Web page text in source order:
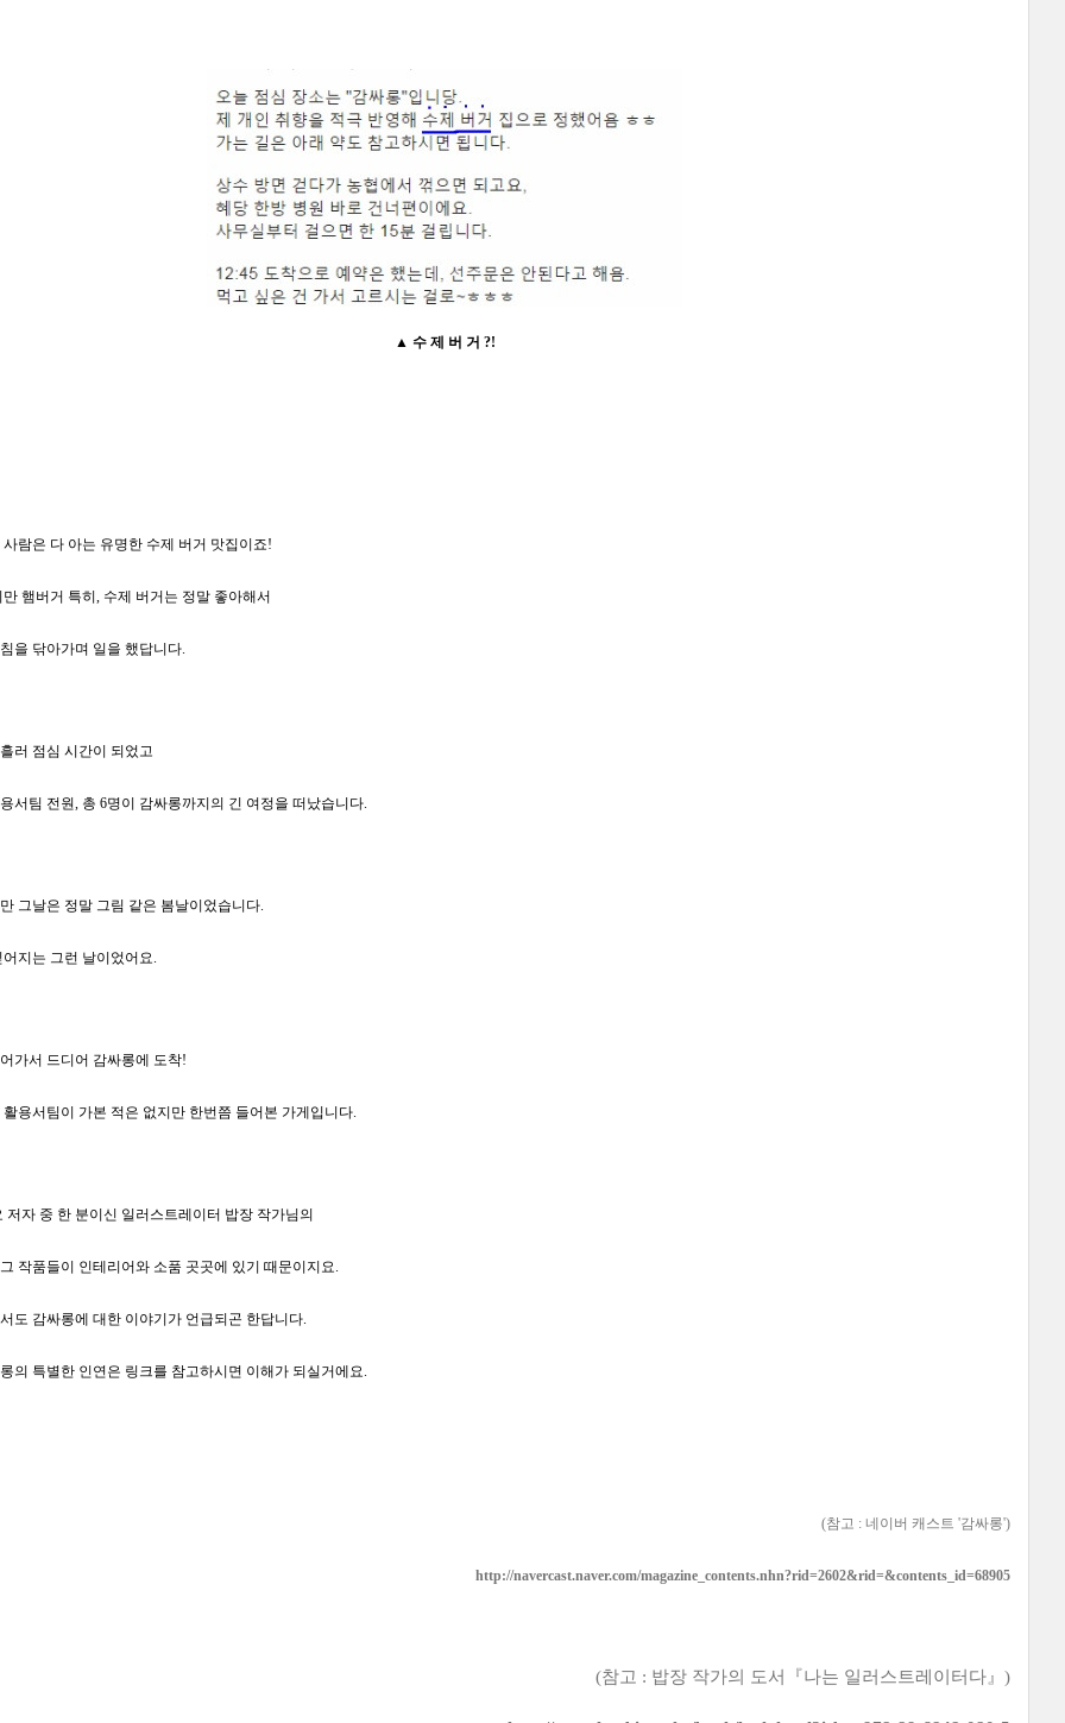
▲ 수 제 버 거 ?!
람은 다 아는 유명한 수제 버거 맛집이죠!
햄버거 특히, 수제 버거는 정말 좋아해서
을 닦아가며 일을 했답니다.
러 점심 시간이 되었고
서팀 전원, 총 6명이 감싸롱까지의 긴 여정을 떠났습니다.
그날은 정말 그림 같은 봄날이었습니다.
지는 그런 날이었어요.
가서 드디어 감싸롱에 도착!
용서팀이 가본 적은 없지만 한번쯤 들어본 가게입니다.
저자 중 한 분이신 일러스트레이터 밥장 작가님의
작품들이 인테리어와 소품 곳곳에 있기 때문이지요.
도 감싸롱에 대한 이야기가 언급되곤 한답니다.
의 특별한 인연은 링크를 참고하시면 이해가 되실거에요.
(참고 : 네이버 캐스트 '감싸롱')
http://navercast.naver.com/magazine_contents.nhn?rid=2602&rid=&contents_id=68905
(참고 : 밥장 작가의 도서『나는 일러스트레이터다』 )